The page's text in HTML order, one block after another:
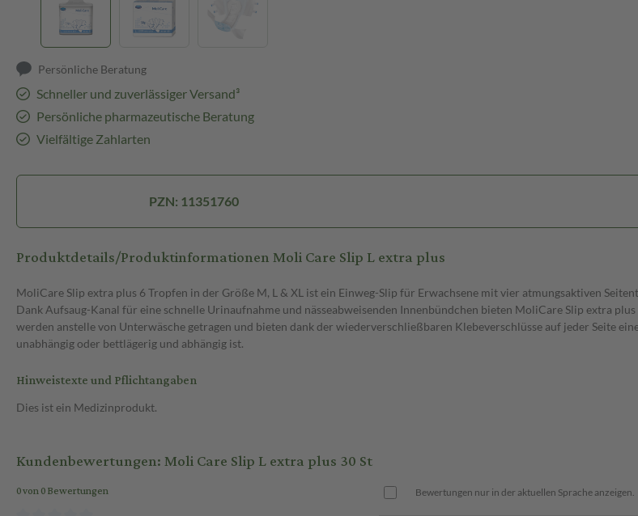
Persönliche Beratung
Schneller und zuverlässiger Versand³
Persönliche pharmazeutische Beratung
Vielfältige Zahlarten
PZN: 11351760
Produktdetails/Produktinformationen Moli Care Slip L extra plus
MoliCare Slip extra plus 6 Tropfen in der Größe M, L & XL ist ein Einweg-Slip für Erwachsene mit vier atmungsaktiven
Dank Aufsaug-Kanal für eine schnelle Urinaufnahme und nässeabweisenden Innenbündchen bieten MoliCare Slip extra
werden anstelle von Unterwäsche getragen und bieten dank der wiederverschließbaren Klebeverschlüsse auf jeder Seite
unabhängig oder bettlägerig und abhängig ist.
Hinweistexte und Pflichtangaben
Dies ist ein Medizinprodukt.
Kundenbewertungen: Moli Care Slip L extra plus 30 St
0 von 0 Bewertungen Bewertungen nur in der aktuellen Sprache anzeigen.